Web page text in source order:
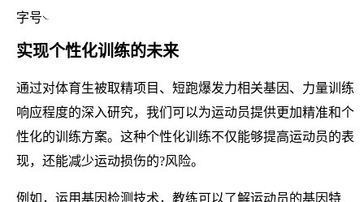
字号
实现个性化训练的未来
通过对体育生被取精项目、短跑爆发力相关基因、力量训练
响应程度的深入研究，我们可以为运动员提供更加精准和个
性化的训练方案。这种个性化训练不仅能够提高运动员的表
现，还能减少运动损伤的?风险。
例如，运用基因检测技术，教练可以了解运动员的基因特